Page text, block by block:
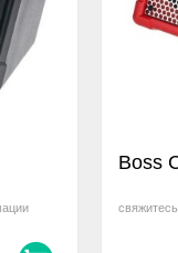
Boss